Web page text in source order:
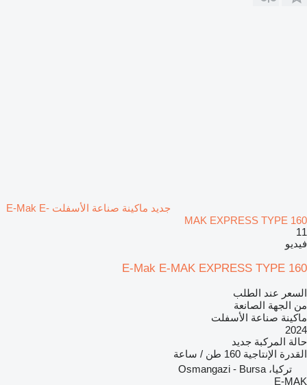
جديد ماكينة صناعة الأسفلت E-Mak E-
MAK EXPRESS TYPE 160
11
فيديو
E-Mak E-MAK EXPRESS TYPE 160
السعر عند الطلب
من الجهة الصانعة
ماكينة صناعة الأسفلت
2024
حالة المركبة جديد
القدرة الإنتاجية 160 طن / ساعة
تركيا، Osmangazi - Bursa
E-MAK